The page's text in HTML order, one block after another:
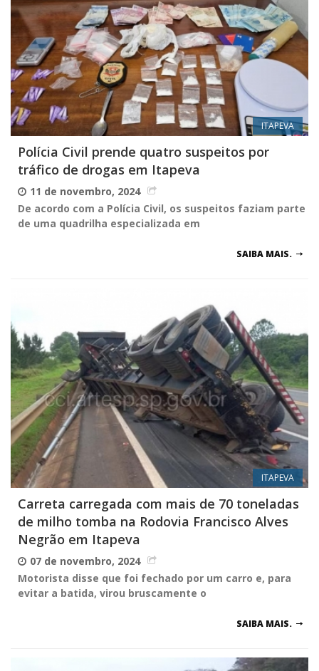
ITAPEVA
Polícia Civil prende quatro suspeitos por
tráfico de drogas em Itapeva
11 de novembro, 2024
De acordo com a Polícia Civil, os suspeitos faziam parte
de uma quadrilha especializada em
SAIBA MAIS.
ITAPEVA
Carreta carregada com mais de 70 toneladas
de milho tomba na Rodovia Francisco Alves
Negrão em Itapeva
07 de novembro, 2024
Motorista disse que foi fechado por um carro e, para
evitar a batida, virou bruscamente o
SAIBA MAIS.